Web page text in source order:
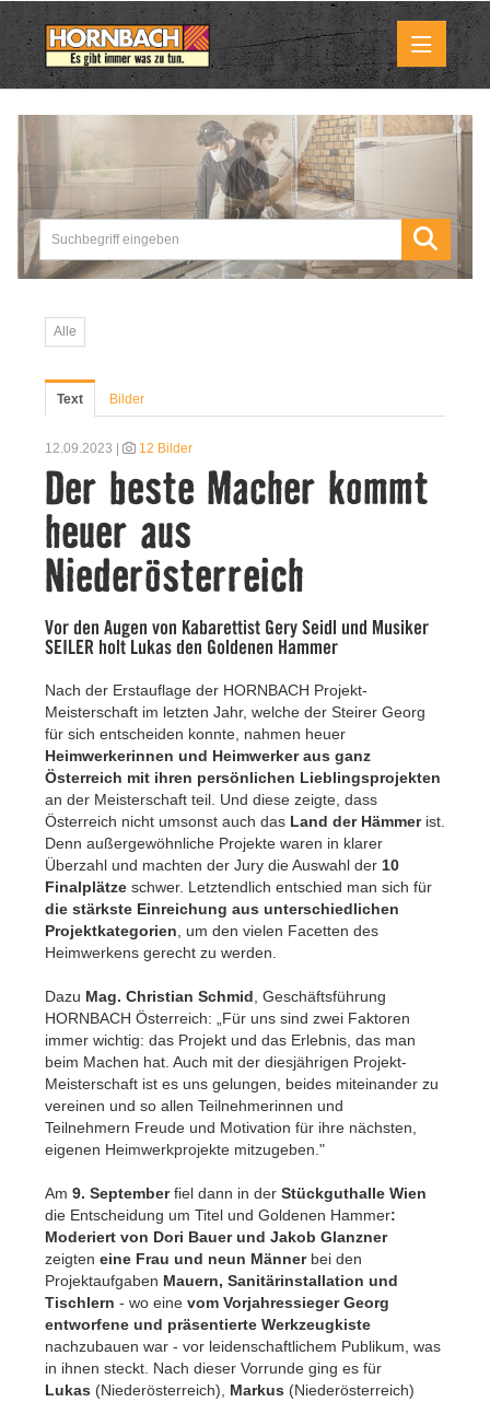
Pressemitteilungen
Downloads
Marktbilder
Kontakt
Alle
Text Bilder
12.09.2023 | 12 Bilder
Der beste Macher kommt
heuer aus
Niederösterreich
Vor den Augen von Kabarettist Gery Seidl und Musiker
SEILER holt Lukas den Goldenen Hammer
Nach der Erstauflage der HORNBACH Projekt-
Meisterschaft im letzten Jahr, welche der Steirer Georg
für sich entscheiden konnte, nahmen heuer
Heimwerkerinnen und Heimwerker aus ganz
Österreich mit ihren persönlichen Lieblingsprojekten
an der Meisterschaft teil. Und diese zeigte, dass
Österreich nicht umsonst auch das Land der Hämmerist.
Denn außergewöhnliche Projekte waren in klarer
Überzahl und machten der Jury die Auswahl der 10
Finalplätze schwer. Letztendlich entschied man sich für
die stärkste Einreichung aus unterschiedlichen
Projektkategorien , um den vielen Facetten des
Heimwerkens gerecht zu werden.
Dazu Mag. Christian Schmid , Geschäftsführung
HORNBACH Österreich: „Für uns sind zwei Faktoren
immer wichtig: das Projekt und das Erlebnis, das man
beim Machen hat. Auch mit der diesjährigen Projekt-
Meisterschaft ist es uns gelungen, beides miteinander zu
vereinen und so allen Teilnehmerinnen und
Teilnehmern Freude und Motivation für ihre nächsten,
eigenen Heimwerkprojekte mitzugeben."
Am 9. Septemberfiel dann in der Stückguthalle Wien
die Entscheidung um Titel und Goldenen Hammer:
Moderiert von Dori Bauer und Jakob Glanzner
zeigten eine Frau und neun Männer bei den
Projektaufgaben Mauern, Sanitärinstallation und
Tischlern - wo eine vom Vorjahressieger Georg
entworfene und präsentierte Werkzeugkiste
nachzubauen war - vor leidenschaftlichem Publikum, was
in ihnen steckt. Nach dieser Vorrunde ging es für
Lukas (Niederösterreich), Markus (Niederösterreich)